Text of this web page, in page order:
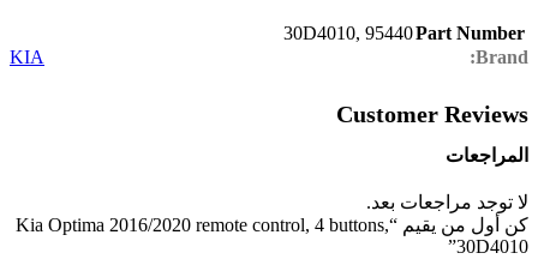
Part Number
30D4010, 95440
Brand:
KIA
Customer Reviews
المراجعات
لا توجد مراجعات بعد.
كن أول من يقيم “Kia Optima 2016/2020 remote control, 4 buttons,
30D4010”